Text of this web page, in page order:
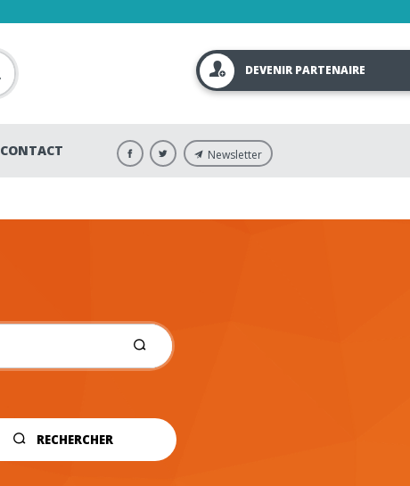
DEVENIR PARTENAIRE
CONTACT Newsletter
RECHERCHER